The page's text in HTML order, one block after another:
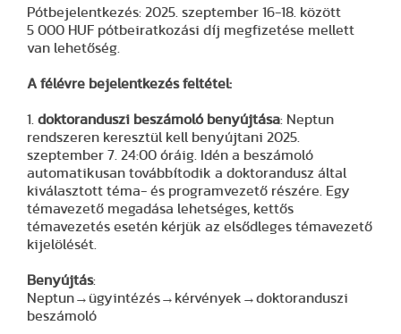
Pótbejelentkezés: 2025. szeptember 16-18. között
5 000 HUF pótbeiratkozási díj megfizetése mellett
van lehetőség.
A félévre bejelentkezés feltétel:
1. doktoranduszi beszámoló benyújtása: Neptun
rendszeren keresztül kell benyújtani 2025.
szeptember 7. 24:00 óráig. Idén a beszámoló
automatikusan továbbítodik a doktorandusz által
kiválasztott téma- és programvezető részére. Egy
témavezető megadása lehetséges, kettős
témavezetés esetén kérjük az elsődleges témavezető
kijelölését.
Benyújtás:
Neptun→ügyintézés→kérvények→doktoranduszi
beszámoló